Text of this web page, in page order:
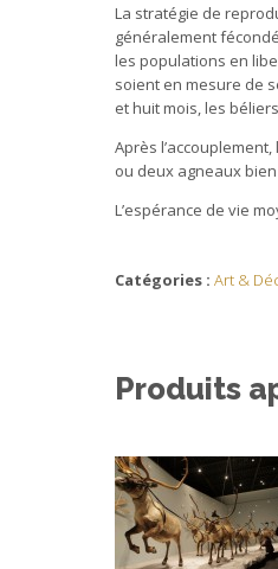
La stratégie de
généralement
les populations en
soient en mesure de
et huit mois, les
Après
ou deux agneaux
L’espérance de vie
Catégories : Art &
Produits